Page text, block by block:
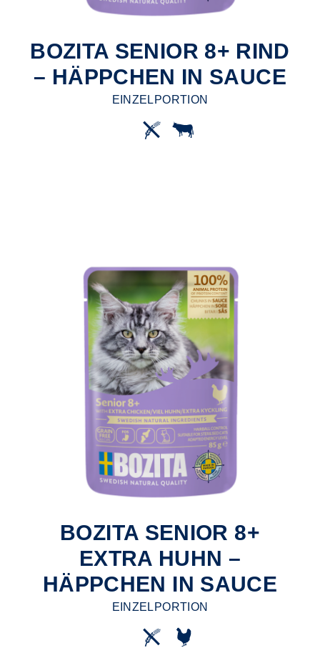
BOZITA SENIOR 8+ RIND
– HÄPPCHEN IN SAUCE
EINZELPORTION
BOZITA SENIOR 8+
EXTRA HUHN –
HÄPPCHEN IN SAUCE
EINZELPORTION